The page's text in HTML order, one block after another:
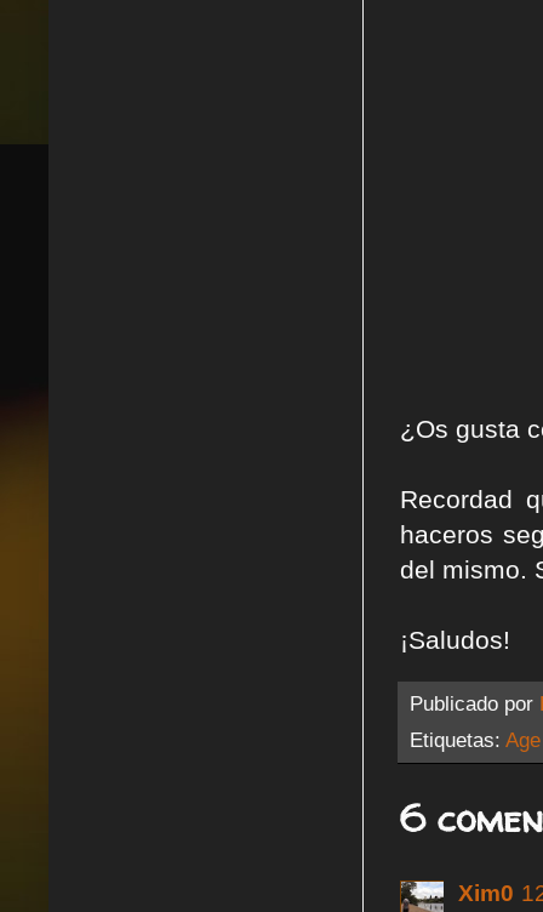
¿Os gusta
Recordad
haceros
del mismo.
¡Saludos!
Publicado por
Etiquetas:
6
Xim0